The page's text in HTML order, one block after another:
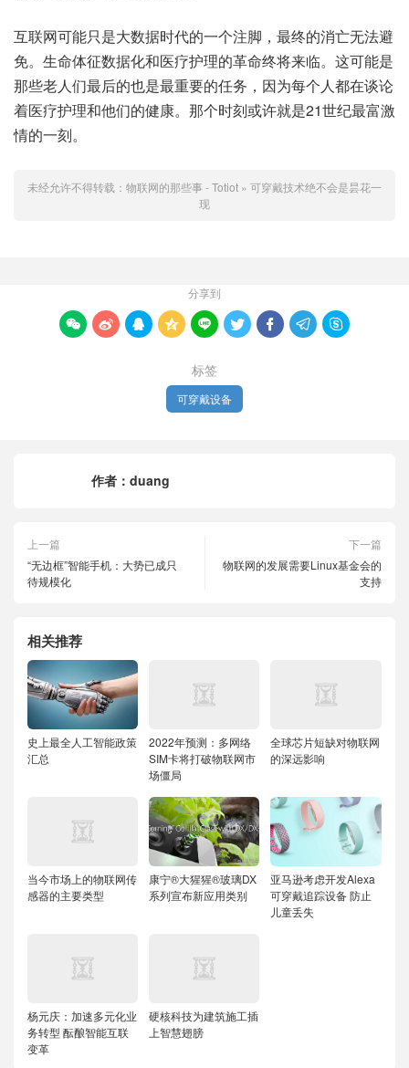
互联网可能只是大数据时代的一个注脚，最终的消亡无法避
免。生命体征数据化和医疗护理的革命终将来临。这可能是
那些老人们最后的也是最重要的任务，因为每个人都在谈论
着医疗护理和他们的健康。那个时刻或许就是21世纪最富激
情的一刻。
未经允许不得转载： 物联网的那些事 - Totiot » 可穿戴技术绝不会是昙花一
现
分享到
        
标签
可穿戴设备
作者： duang
上一篇
“无边框”智能手机：大势已成只
待规模化
下一篇
物联网的发展需要Linux基金会的
支持
相关推荐
史上最全人工智能政策
汇总
2022年预测：多网络
SIM卡将打破物联网市
场僵局
全球芯片短缺对物联网
的深远影响
当今市场上的物联网传
感器的主要类型
康宁®大猩猩®玻璃DX
系列宣布新应用类别
亚马逊考虑开发Alexa
可穿戴追踪设备 防止
儿童丢失
杨元庆：加速多元化业
务转型 酝酿智能互联
变革
硬核科技为建筑施工插
上智慧翅膀